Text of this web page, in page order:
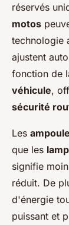
réservés
motos
technologie
ajustent
fonction de
véhicule,
sécurité
Les
que les
signifie
réduit. De
d'énergie
puissant et